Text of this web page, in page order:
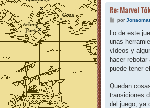
Re: Marvel
M
n
a
j
por
Lo de este
unas
vídeos y
hacer
puede tener
Quedan
transiciones
del juego, ya